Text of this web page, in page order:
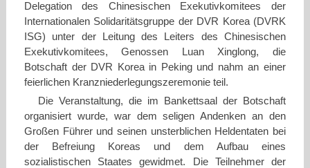
Delegation des Chinesischen Exekutivkomitees der
Internationalen Solidaritätsgruppe der DVR Korea (DVRK
ISG) unter der Leitung des Leiters des Chinesischen
Exekutivkomitees, Genossen Luan Xinglong, die
Botschaft der DVR Korea in Peking und nahm an einer
feierlichen Kranzniederlegungszeremonie teil.
Die Veranstaltung, die im Bankettsaal der Botschaft
organisiert wurde, war dem seligen Andenken an den
Großen Führer und seinen unsterblichen Heldentaten bei
der Befreiung Koreas und dem Aufbau eines
sozialistischen Staates gewidmet. Die Teilnehmer der